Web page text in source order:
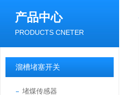
产品中心
PRODUCTS CNETER
溜槽堵塞开关
堵煤传感器